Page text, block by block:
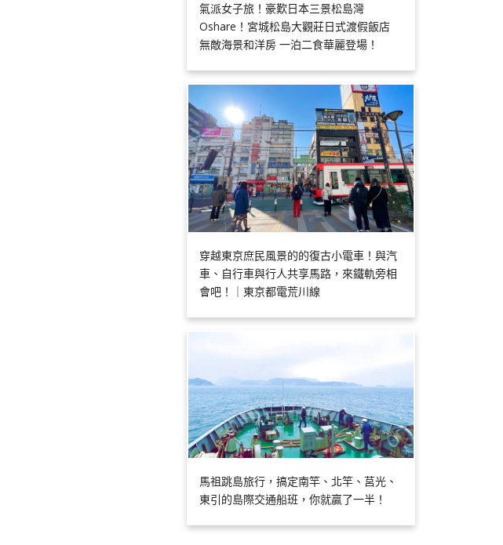
氣派女子旅！豪歎日本三景松島灣
Oshare！宮城松島大觀莊日式渡假飯店
無敵海景和洋房 一泊二食華麗登場！
穿越東京庶民風景的的復古小電車！與汽
車、自行車與行人共享馬路，來鐵軌旁相
會吧！｜東京都電荒川線
馬祖跳島旅行，搞定南竿、北竿、莒光、
東引的島際交通船班，你就贏了一半！